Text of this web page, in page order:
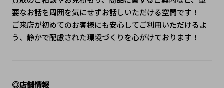
要なお話を周囲を気にせずお話しいただける空間です！
ご来店が初めてのお客様にも安心してご利用いただけるよ
う、静かで配慮された環境づくりを心がけております！
◎店舗情報